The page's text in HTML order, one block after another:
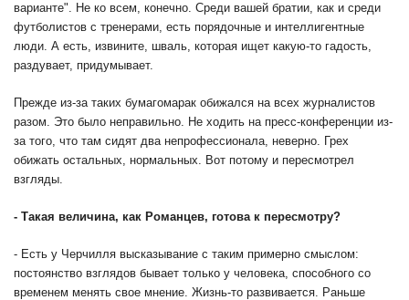
варианте". Не ко всем, конечно. Среди вашей братии, как и среди
футболистов с тренерами, есть порядочные и интеллигентные
люди. А есть, извините, шваль, которая ищет какую-то гадость,
раздувает, придумывает.
Прежде из-за таких бумагомарак обижался на всех журналистов
разом. Это было неправильно. Не ходить на пресс-конференции из-
за того, что там сидят два непрофессионала, неверно. Грех
обижать остальных, нормальных. Вот потому и пересмотрел
взгляды.
- Такая величина, как Романцев, готова к пересмотру?
- Есть у Черчилля высказывание с таким примерно смыслом:
постоянство взглядов бывает только у человека, способного со
временем менять свое мнение. Жизнь-то развивается. Раньше